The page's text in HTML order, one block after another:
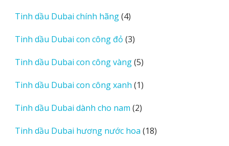
phẩm
Tinh dầu Dubai chính hãng 44
phẩm
Tinh dầu Dubai con công đỏ 33
phẩm
Tinh dầu Dubai con công vàng 55
phẩm
Tinh dầu Dubai con công xanh 11
phẩm
Tinh dầu Dubai dành cho nam 22
phẩm
Tinh dầu Dubai hương nước hoa 1818